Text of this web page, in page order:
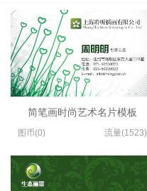
简笔画时尚艺术名片模板
图币(0) 流量(1523)